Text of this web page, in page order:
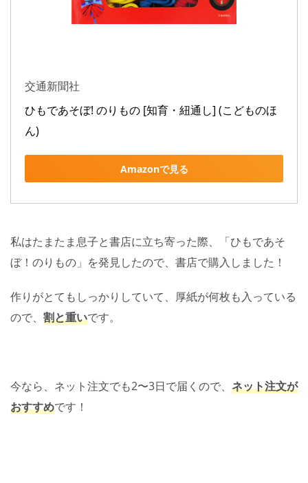
交通新聞社
ひもであそぼ! のりもの [知育・紐通し] (こどものほ
ん)
Amazonで見る
私はたまたま息子と書店に立ち寄った際、「ひもであそ
ぼ！のりもの」を発見したので、書店で購入しました！
作りがとてもしっかりしていて、厚紙が何枚も入っている
ので、 割と重いです。
今なら、ネット注文でも2〜3日で届くので、 ネット注文が
おすすめです！